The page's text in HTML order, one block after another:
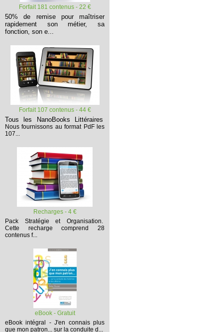
Forfait 181 contenus - 22 €
50% de remise pour maîtriser
rapidement son métier, sa
fonction, son e...
Forfait 107 contenus - 44 €
Tous les NanoBooks Littéraires
Nous fournissons au format PdF les
107...
Recharges - 4 €
Pack Stratégie et Organisation.
Cette recharge comprend 28
contenus f...
eBook - Gratuit
eBook intégral - J'en connais plus
que mon patron... sur la conduite d...